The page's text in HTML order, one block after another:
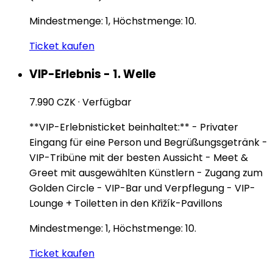
Mindestmenge: 1, Höchstmenge: 10.
Ticket kaufen
VIP-Erlebnis - 1. Welle
7.990 CZK· Verfügbar
**VIP-Erlebnisticket beinhaltet:** - Privater
Eingang für eine Person und Begrüßungsgetränk -
VIP-Tribüne mit der besten Aussicht - Meet &
Greet mit ausgewählten Künstlern - Zugang zum
Golden Circle - VIP-Bar und Verpflegung - VIP-
Lounge + Toiletten in den Křižík-Pavillons
Mindestmenge: 1, Höchstmenge: 10.
Ticket kaufen